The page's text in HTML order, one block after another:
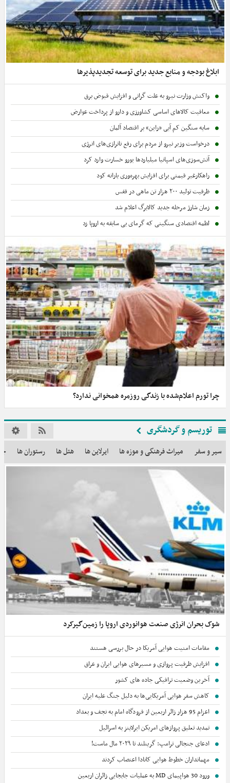
ابلاغ بودجه و منابع جدید برای توسعه تجدیدپذیرها
واکنش وزارت نیرو به علت گرانی و افزایش قبوض برق
معافیت کالاهای اساسی کشاورزی و دارو از پرداخت عوارض
سایه سنگین کم آبی «راین» بر اقتصاد آلمان
درخواست وزیر نیرو از مردم برای رفع ناترازی‌های انرژی
آتش‌سوزی‌های اسپانیا میلیاردها یورو خسارت وارد کرد
راهکارغیر قیمتی برای افزایش بهره‌وری یارانه کود
ظرفیت تولید ۲۰۰ هزار تن ماهی در قفس
زمان شارژ مرحله جدید کالابرگ اعلام شد
لطمه اقتصادی سنگینی که گرمای بی سابقه به اروپا زد
چرا تورم اعلام‌شده با زندگی روزمره همخوانی ندارد؟
توریسم و گردشگری
سیر و سفر میراث فرهنگی و موزه ها ایرلاین ها هتل ها رستوران ها
شوک بحران انرژی صنعت هوانوردی اروپا را زمین‌گیر‌کرد
مقامات امنیت هوایی آمریکا در حال بررسی هستند
افزایش ظرفیت پروازی و مسیرهای هوایی ایران و عراق
آخرین وضعیت ترافیکی جاده های کشور
کاهش سفر هوایی آمریکایی‌ها به دلیل جنگ علیه ایران
اعزام 95 هزار زائر اربعین از فرودگاه امام به نجف و بغداد
تمدید تعلیق پروازهای امریکن ایرلاینز به اسرائیل
ادعای جنجالی ترامپ: گرینلند تا ۲۰۲۹ مال ماست!
مهمانداران خطوط هوایی کانادا اعتصاب کردند
ورود 30 هواپیمای MD به عملیات جابجایی زائران اربعین